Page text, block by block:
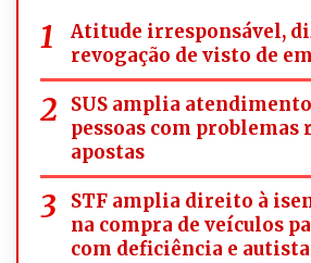
Atitude irresponsável,
revogação de visto de
SUS amplia
pessoas com problemas
apostas
STF amplia direito à
na compra de veículos
com deficiência e